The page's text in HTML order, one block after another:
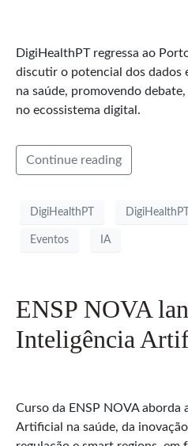
DigiHealthPT regressa ao
discutir o potencial dos dados
na saúde, promovendo
no ecossistema digital.
Continue reading
DigiHealthPT
Eventos IA
ENSP NOVA
Inteligência
Curso da ENSP NOVA aborda
Artificial na saúde, da